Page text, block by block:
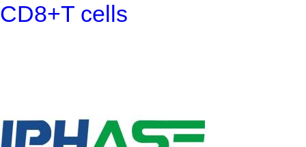
CD8+T cells